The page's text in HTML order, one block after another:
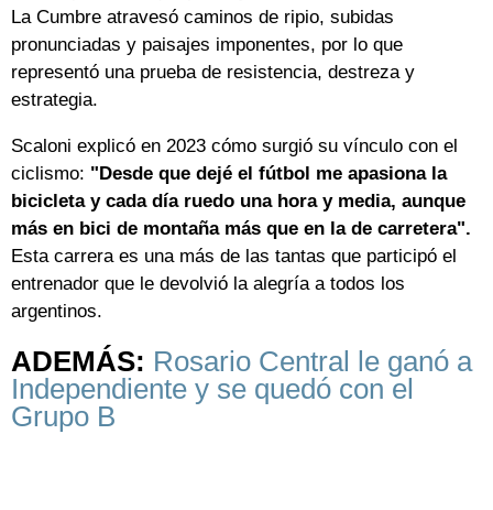
La Cumbre atravesó caminos de ripio, subidas
pronunciadas y paisajes imponentes, por lo que
representó una prueba de resistencia, destreza y
estrategia.
Scaloni explicó en 2023 cómo surgió su vínculo con el
ciclismo: "Desde que dejé el fútbol me apasiona la
bicicleta y cada día ruedo una hora y media, aunque
más en bici de montaña más que en la de carretera".
Esta carrera es una más de las tantas que participó el
entrenador que le devolvió la alegría a todos los
argentinos.
ADEMÁS: Rosario Central le ganó a
Independiente y se quedó con el
Grupo B